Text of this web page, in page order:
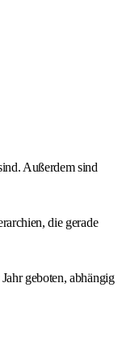
Außerdem sind
die gerade
geboten, abhängig